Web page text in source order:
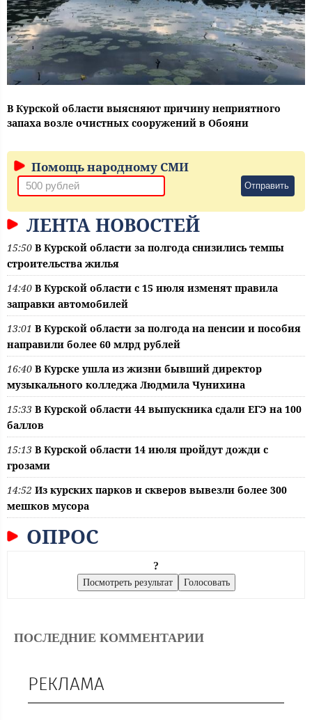
В Курской области выясняют причину неприятного
запаха возле очистных сооружений в Обояни
Помощь народному СМИ
Отправить
ЛЕНТА НОВОСТЕЙ
15:50 В Курской области за полгода снизились темпы
строительства жилья
14:40 В Курской области с 15 июля изменят правила
заправки автомобилей
13:01 В Курской области за полгода на пенсии и пособия
направили более 60 млрд рублей
16:40 В Курске ушла из жизни бывший директор
музыкального колледжа Людмила Чунихина
15:33 В Курской области 44 выпускника сдали ЕГЭ на 100
баллов
15:13 В Курской области 14 июля пройдут дожди с
грозами
14:52 Из курских парков и скверов вывезли более 300
мешков мусора
ОПРОС
?
ПОСЛЕДНИЕ КОММЕНТАРИИ
РЕКЛАМА